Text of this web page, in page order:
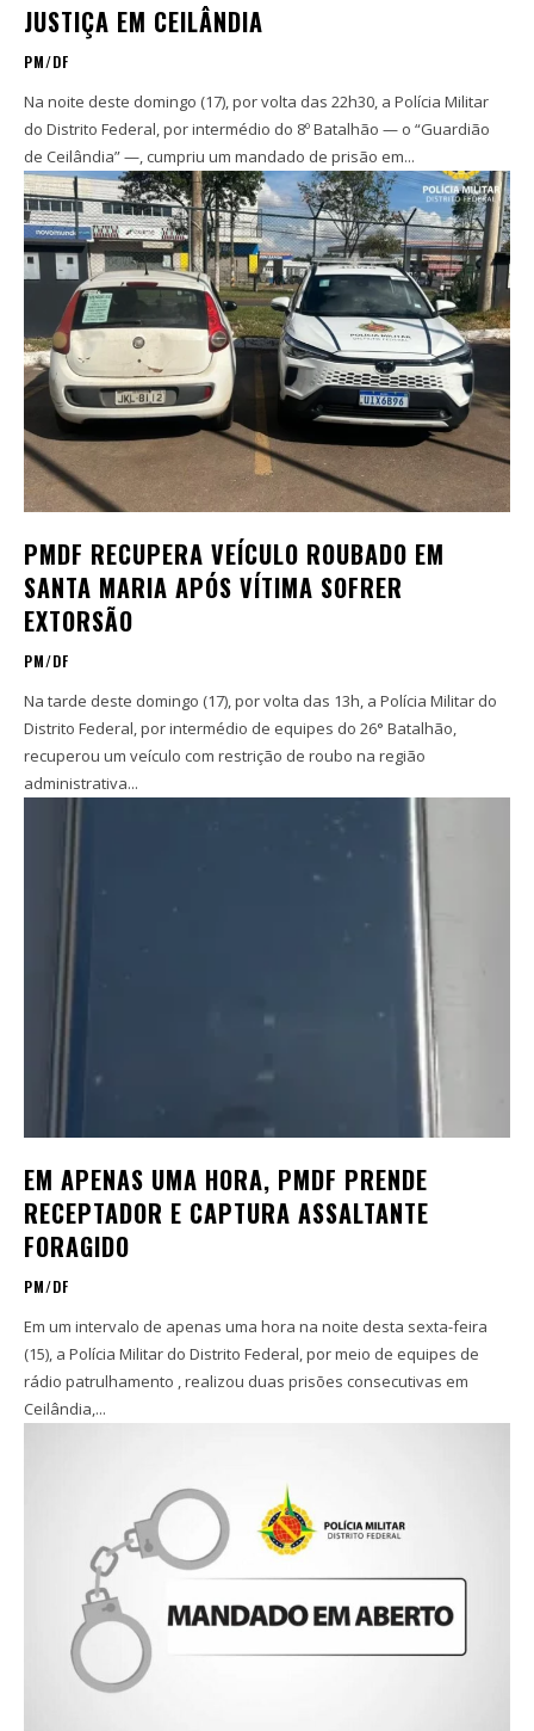
JUSTIÇA EM CEILÂNDIA
PM/DF
Na noite deste domingo (17), por volta das 22h30, a Polícia Militar
do Distrito Federal, por intermédio do 8º Batalhão — o “Guardião
de Ceilândia” —, cumpriu um mandado de prisão em...
PMDF RECUPERA VEÍCULO ROUBADO EM
SANTA MARIA APÓS VÍTIMA SOFRER
EXTORSÃO
PM/DF
Na tarde deste domingo (17), por volta das 13h, a Polícia Militar do
Distrito Federal, por intermédio de equipes do 26° Batalhão,
recuperou um veículo com restrição de roubo na região
administrativa...
EM APENAS UMA HORA, PMDF PRENDE
RECEPTADOR E CAPTURA ASSALTANTE
FORAGIDO
PM/DF
Em um intervalo de apenas uma hora na noite desta sexta-feira
(15), a Polícia Militar do Distrito Federal, por meio de equipes de
rádio patrulhamento , realizou duas prisões consecutivas em
Ceilândia,...